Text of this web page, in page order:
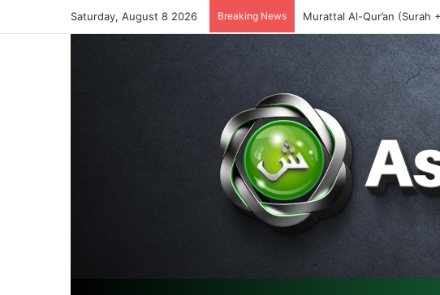
Saturday, August 8 2026 Breaking News Murattal Al-Qur’an (Surah